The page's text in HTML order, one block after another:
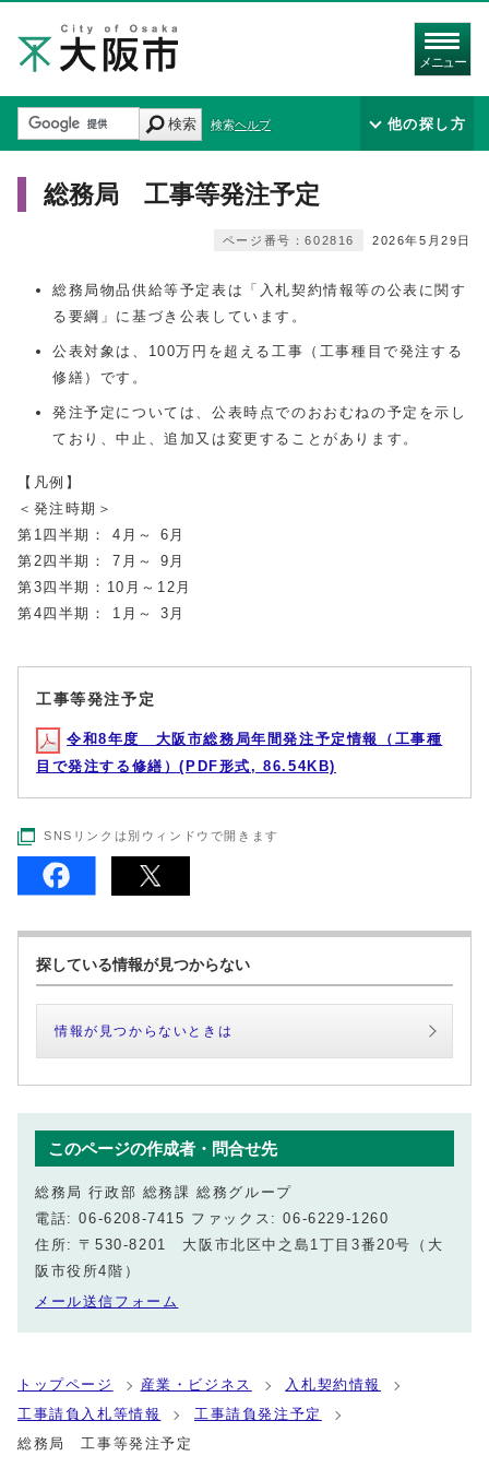
メニュー
検索 検索ヘルプ 他の探し方
総務局 工事等発注予定
2026年5月29日
ページ番号：602816
総務局物品供給等予定表は「入札契約情報等の公表に関す
る要綱」に基づき公表しています。
公表対象は、100万円を超える工事（工事種目で発注する
修繕）です。
発注予定については、公表時点でのおおむねの予定を示し
ており、中止、追加又は変更することがあります。
【凡例】
＜発注時期＞
第1四半期： 4月～ 6月
第2四半期： 7月～ 9月
第3四半期：10月～12月
第4四半期： 1月～ 3月
工事等発注予定
令和8年度 大阪市総務局年間発注予定情報（工事種
目で発注する修繕）(PDF形式, 86.54KB)
SNSリンクは別ウィンドウで開きます
探している情報が見つからない
情報が見つからないときは
このページの作成者・問合せ先
総務局 行政部 総務課 総務グループ
電話: 06-6208-7415 ファックス: 06-6229-1260
住所: 〒530-8201 大阪市北区中之島1丁目3番20号（大
阪市役所4階）
メール送信フォーム
トップページ 産業・ビジネス
入札契約情報
工事請負入札等情報
工事請負発注予定
総務局 工事等発注予定